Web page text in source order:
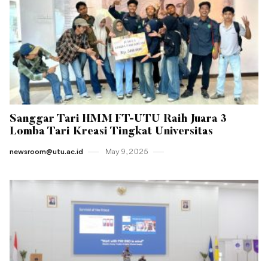
Sanggar Tari HMM FT-UTU Raih Juara 3
Lomba Tari Kreasi Tingkat Universitas
newsroom@utu.ac.id May 9 , 2025